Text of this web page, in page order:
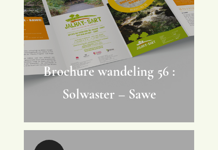
Brochure wandeling 56 :
Solwaster – Sawe